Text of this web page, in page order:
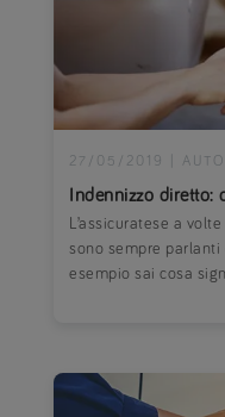
Indennizzo diretto:
27/05/2019 AUTO
L’assicuratese a
sono sempre
esempio sai cosa